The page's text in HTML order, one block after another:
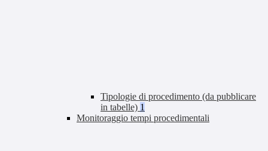
Tipologie di procedimento (da pubblicare
in tabelle) 1
Monitoraggio tempi procedimentali